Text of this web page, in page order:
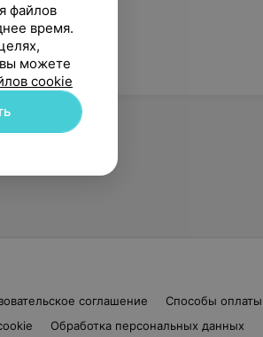
соглашение Способы оплаты
Обработка персональных данных
файлов
время.
вы можете
cookie